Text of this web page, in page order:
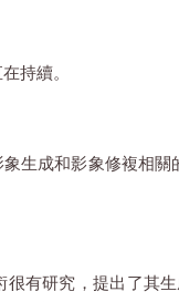
持續。
生成和影象修複相
有研究，提出了其